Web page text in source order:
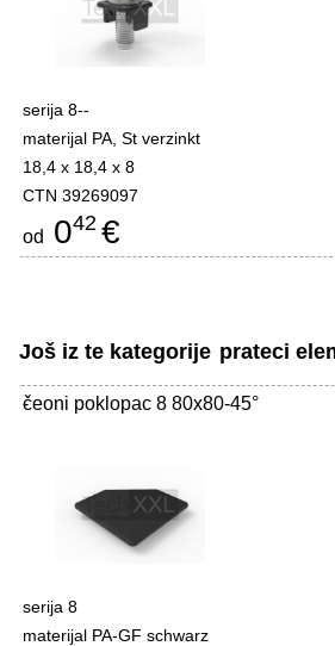
serija 8--
materijal PA, St verzinkt
18,4 x 18,4 x 8
CTN 39269097
od 042 €
Još iz te kategorije prateci
čeoni poklopac 8 80x80-45°
-
serija 8
materijal PA-GF schwarz